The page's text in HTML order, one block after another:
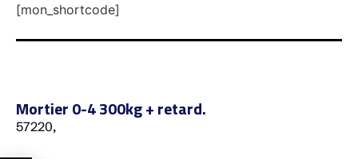
[mon_shortcode]
Mortier 0-4 300kg + retard.
57220,